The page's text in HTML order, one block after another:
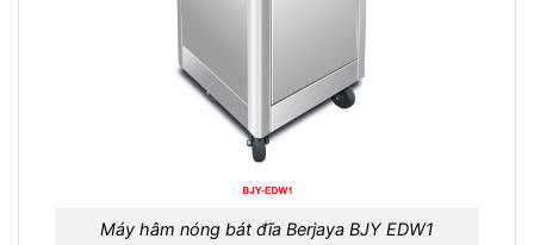
Máy hâm nóng bát đĩa Berjaya BJY EDW1